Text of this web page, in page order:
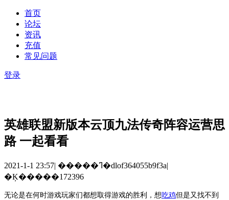
首页
论坛
资讯
充值
常见问题
登录
英雄联盟新版本云顶九法传奇阵容运营思
路 一起看看
2021-1-1 23:57| �����ߣ�dlof364055b9f3a|
�Ķ�����172396
无论是在何时游戏玩家们都想取得游戏的胜利，想吃鸡但是又找不到